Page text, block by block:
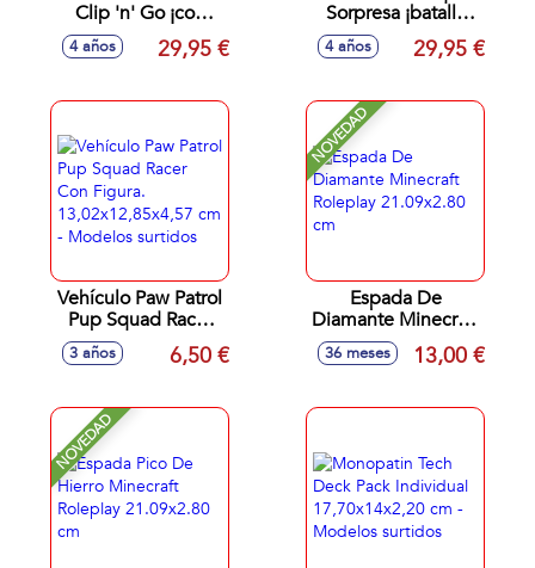
Clip 'n' Go ¡con
capacidad para 6
pokeballs! incluye
figura - Modelos
4 años 29,95 €
Sorpresa ¡batalla
frente a frente!
contiene 10 piezas
4 años 29,95 €
Vehículo Paw Patrol
Pup Squad Racer
Con Figura.
13,02x12,85x4,57
surtidos
3 años 6,50 €
NOVEDAD
Espada De
Diamante Minecraft
Roleplay
21.09x2.80 cm
36 meses 13,00 €
NOVEDAD